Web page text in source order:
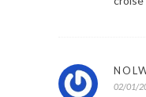
02/01/